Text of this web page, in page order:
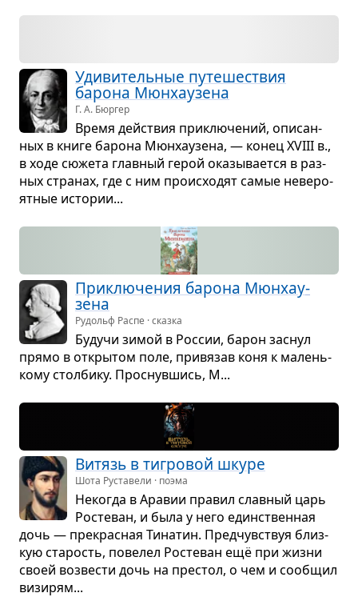
Уди­ви­тель­ные путе­ше­ствия
барона Мюн­ха­у­зена
Г. А. Бюргер
Время действия при­клю­че­ний, опи­сан­
ных в книге барона Мюн­ха­у­зена, — конец XVIII в.,
в ходе сюжета глав­ный герой ока­зы­ва­ется в раз­
ных стра­нах, где с ним про­ис­хо­дят самые неве­ро­
ят­ные исто­рии...
При­клю­че­ния барона Мюн­ха­у­
зена
Рудольф Распе · сказка
Будучи зимой в Рос­сии, барон заснул
прямо в откры­том поле, при­вя­зав коня к малень­
кому стол­бику. Про­снув­шись, М...
Витязь в тигро­вой шкуре
Шота Руставели · поэма
Неко­гда в Ара­вии пра­вил слав­ный царь
Росте­ван, и была у него един­ствен­ная
дочь — пре­крас­ная Тина­тин. Пред­чув­ствуя близ­
кую ста­рость, пове­лел Росте­ван ещё при жизни
своей воз­ве­сти дочь на пре­стол, о чем и сооб­щил
визи­рям...